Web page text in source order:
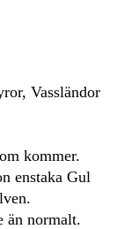
Vassländor
kommer.
enstaka Gul
än normalt.